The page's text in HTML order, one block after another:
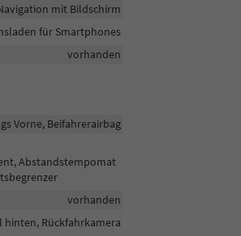
mit Bildschirm
für Smartphones
vorhanden
Vorne, Beifahrerairbag
Abstandstempomat
vorhanden
hinten, Rückfahrkamera